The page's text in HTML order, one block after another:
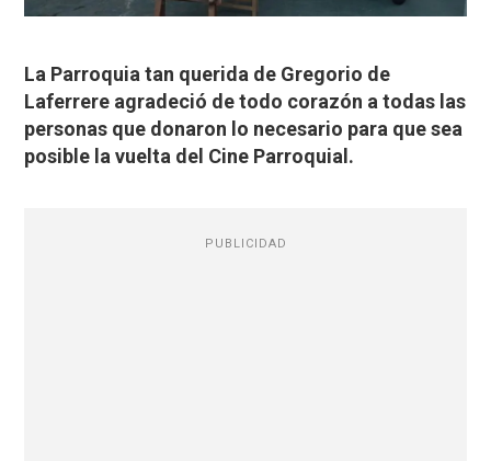
La Parroquia tan querida de Gregorio de
Laferrere agradeció de todo corazón a todas las
personas que donaron lo necesario para que sea
posible la vuelta del Cine Parroquial.
PUBLICIDAD